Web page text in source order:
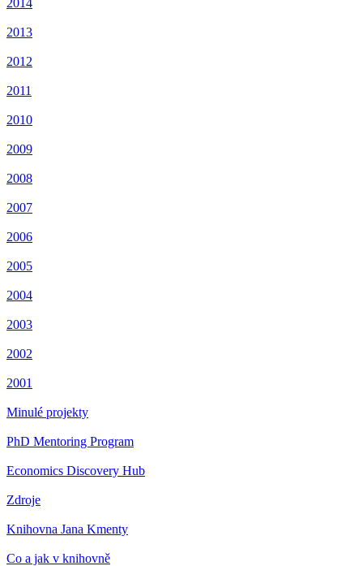
2014
2013
2012
2011
2010
2009
2008
2007
2006
2005
2004
2003
2002
2001
Minulé projekty
PhD Mentoring Program
Economics Discovery Hub
Zdroje
Knihovna Jana Kmenty
Co a jak v knihovně